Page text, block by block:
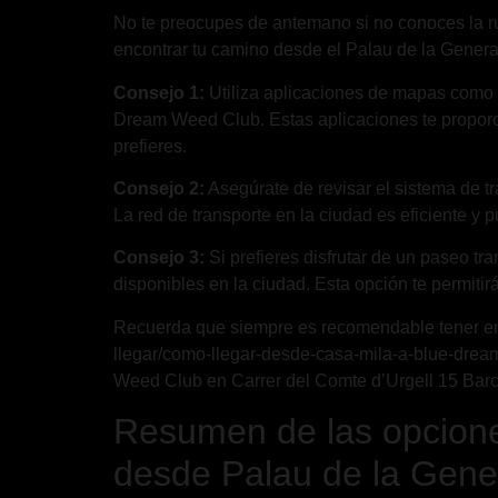
No te preocupes de antemano si no conoces la
encontrar tu camino desde el Palau de la
Consejo 1: Utiliza aplicaciones de mapas
Dream Weed Club. Estas aplicaciones te
prefieres.
Consejo 2: Asegúrate de revisar el sistema de
La red de transporte en la ciudad es eficiente
Consejo 3: Si prefieres disfrutar de un paseo
disponibles en la ciudad. Esta opción te
Recuerda que siempre es recomendable tener
llegar/como-llegar-desde-casa-mila-a-blue-
Weed Club en Carrer del Comte d’Urgell 15
Resumen de las
desde Palau de la